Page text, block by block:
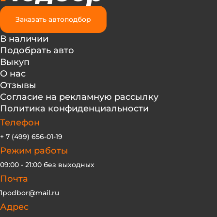
крутой тачке. В принципе, в этом
недостатке есть один немаловажный
плюс – вы будете чаще заглядывать под
капот, что очень полезно!2. Коробка
передач склонна к частым поломкам.
Стоимость ремонта с деталями для
усиления – 45 тысяч. После этого она
сможет без проблем продержаться 100
тыс. км. Но не ремонтируйте у дилеров,
если, конечно, машина не стоит на
гарантии, – они своему сервису цены не
сложат! Впрочем, и ремонтируют они
коробки, так что вскоре она снова
сломается. Поэтому, решив купить
автомобиль бу, не стесняйтесь
торговаться – сэкономите деньги на
Заказать автоподбор
В наличии
Подобрать авто
Выкуп
О нас
Отзывы
Согласие на рекламную рассылку
Политика конфиденциальности
Телефон
+ 7 (499) 656-01-19
Режим работы
09:00 - 21:00 без выходных
Почта
1podbor@mail.ru
Адрес